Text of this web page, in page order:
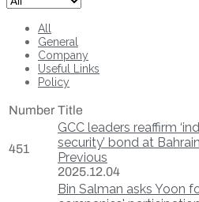
All
General
Company
Useful Links
Policy
Number Title
451
GCC leaders reaffirm
security’ bond at
Previous
2025.12.04
Bin Salman asks Yoon